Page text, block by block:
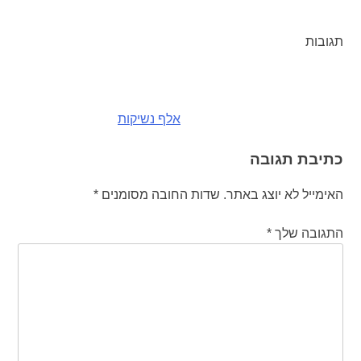
תגובות
אלף נשיקות
כתיבת תגובה
האימייל לא יוצג באתר. שדות החובה מסומנים*
התגובה שלך*